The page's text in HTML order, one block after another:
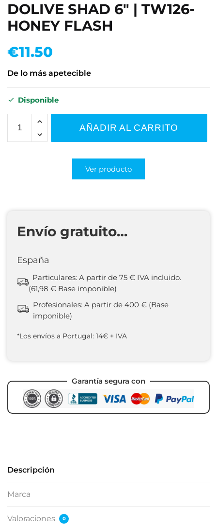
DOLIVE SHAD 6" | TW126-
HONEY FLASH
€11.50
De lo más apetecible
Disponible
AÑADIR AL CARRITO
Ver producto
Envío gratuito…
España
Particulares: A partir de 75 € IVA incluido.
(61,98 € Base imponible)
Profesionales: A partir de 400 € (Base
imponible)
*Los envíos a Portugal: 14€ + IVA
Garantía segura con
Descripción
Marca
Valoraciones 0